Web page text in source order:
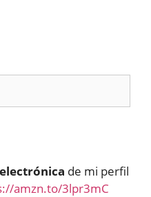
electrónica de mi perfil
amzn.to/3lpr3mC